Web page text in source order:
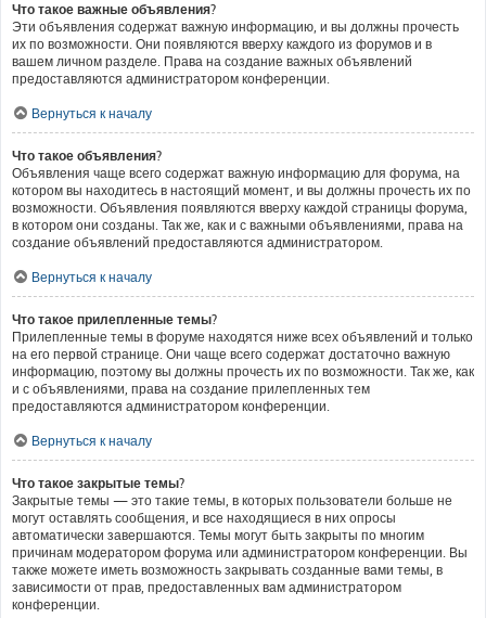
Что такое важные объявления?
Эти объявления содержат важную информацию, и вы должны прочесть
их по возможности. Они появляются вверху каждого из форумов и в
вашем личном разделе. Права на создание важных объявлений
предоставляются администратором конференции.
Вернуться к началу
Что такое объявления?
Объявления чаще всего содержат важную информацию для форума, на
котором вы находитесь в настоящий момент, и вы должны прочесть их по
возможности. Объявления появляются вверху каждой страницы форума,
в котором они созданы. Так же, как и с важными объявлениями, права на
создание объявлений предоставляются администратором.
Вернуться к началу
Что такое прилепленные темы?
Прилепленные темы в форуме находятся ниже всех объявлений и только
на его первой странице. Они чаще всего содержат достаточно важную
информацию, поэтому вы должны прочесть их по возможности. Так же, как
и с объявлениями, права на создание прилепленных тем
предоставляются администратором конференции.
Вернуться к началу
Что такое закрытые темы?
Закрытые темы — это такие темы, в которых пользователи больше не
могут оставлять сообщения, и все находящиеся в них опросы
автоматически завершаются. Темы могут быть закрыты по многим
причинам модератором форума или администратором конференции. Вы
также можете иметь возможность закрывать созданные вами темы, в
зависимости от прав, предоставленных вам администратором
конференции.